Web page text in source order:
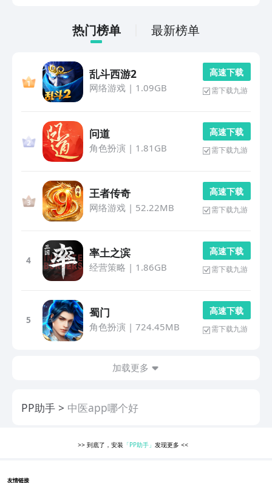
热门榜单 最新榜单
乱斗西游2
网络游戏| 1.09GB
高 速 下 载
需下载九游
问道
角色扮演 | 1.81GB
高 速 下 载
需下载九游
王者传奇
网络游戏| 52.22MB
高 速 下 载
需下载九游
4
率土之滨
经营策略 | 1.86GB
高 速 下 载
需下载九游
5
蜀门
角色扮演 | 724.45MB
高 速 下 载
需下载九游
加载更多
PP助手 中医app哪个好
>> 到底了，安装 「PP助手」 发现更多<<
友情链接